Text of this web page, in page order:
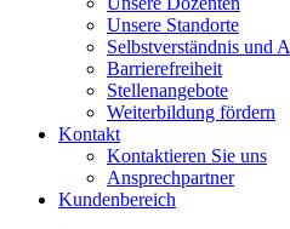
Unsere Standorte
Selbstverständnis und
Barrierefreiheit
Stellenangebote
Weiterbildung fördern
Kontakt
Kontaktieren Sie uns
Ansprechpartner
Kundenbereich